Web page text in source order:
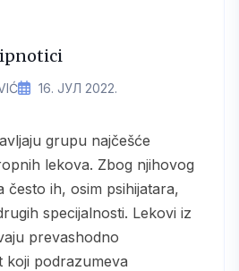
16. ЈУЛ 2022.
lekova. Zbog njihovog
često ih, osim psihijatara,
specijalnosti. Lekovi iz
prevashodno
koji podrazumeva